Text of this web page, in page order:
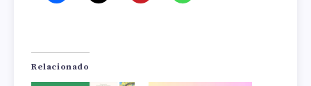
Relacionado